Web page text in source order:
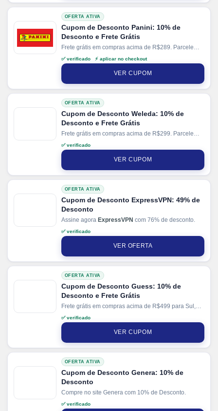
OFERTA ATIVA
Cupom de Desconto Panini: 10% de
Desconto e Frete Grátis
Frete grátis em compras acima de R$289. Parcele
suas compras em até 12x sem juros no cartão
✅ verificado ⚡ aplicar no checkout
VER CUPOM
OFERTA ATIVA
Cupom de Desconto Weleda: 10% de
Desconto e Frete Grátis
Frete grátis em compras acima de R$299. Parcele
suas compras em até 10x sem juros no cartão. Ganhe
+ 5% de desconto em pagamentos via PIX.
✅ verificado
VER CUPOM
OFERTA ATIVA
Cupom de Desconto ExpressVPN: 49% de
Desconto
Assine agora ExpressVPN com 76% de desconto.
✅ verificado
VER OFERTA
OFERTA ATIVA
Cupom de Desconto Guess: 10% de
Desconto e Frete Grátis
Frete grátis em compras acima de R$499 para Sul,
Sudeste e Centro-Oeste.
✅ verificado
VER CUPOM
OFERTA ATIVA
Cupom de Desconto Genera: 10% de
Desconto
Compre no site Genera com 10% de Desconto.
✅ verificado